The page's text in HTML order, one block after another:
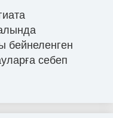
бейнеленген
себеп